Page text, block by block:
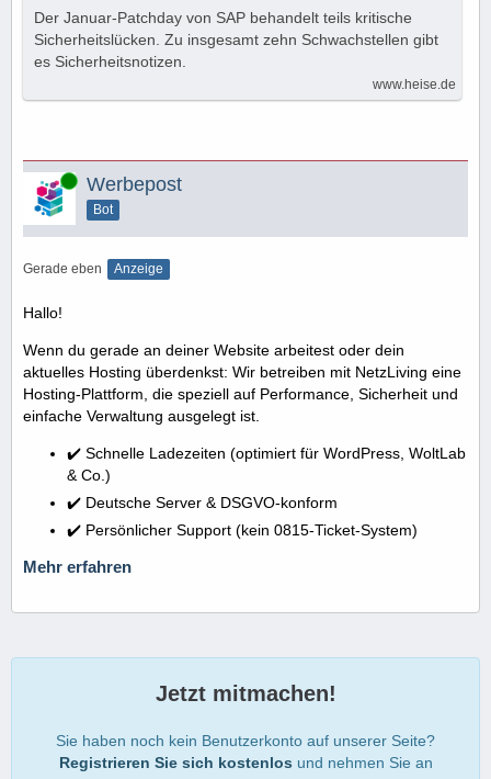
Der Januar-Patchday von SAP behandelt teils kritische
Sicherheitslücken. Zu insgesamt zehn Schwachstellen gibt
es Sicherheitsnotizen.
www.heise.de
Online Werbepost
Bot
Gerade eben Anzeige
Hallo!
Wenn du gerade an deiner Website arbeitest oder dein
aktuelles Hosting überdenkst: Wir betreiben mit NetzLiving eine
Hosting-Plattform, die speziell auf Performance, Sicherheit und
einfache Verwaltung ausgelegt ist.
✔️ Schnelle Ladezeiten (optimiert für WordPress, WoltLab
& Co.)
✔️ Deutsche Server & DSGVO-konform
✔️ Persönlicher Support (kein 0815-Ticket-System)
Mehr erfahren
Jetzt mitmachen!
Sie haben noch kein Benutzerkonto auf unserer Seite?
Registrieren Sie sich kostenlos und nehmen Sie an